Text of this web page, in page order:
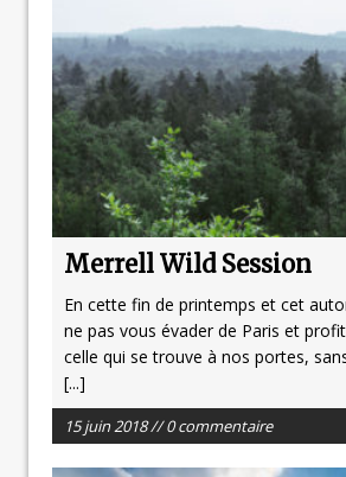
Merrell Wild Session
En cette fin de printemps et cet
ne pas vous évader de Paris et
celle qui se trouve à nos portes,
[...]
15 juin 2018 // 0 commentaire